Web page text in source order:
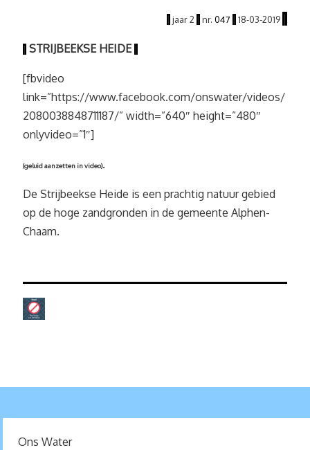
| jaar2 | nr. 047 | 18-03-2019 |
| STRIJBEEKSE HEIDE |
[fbvideo
link=”https://www.facebook.com/onswater/videos/
2080038848711187/” width=”640″ height=”480″
onlyvideo=”1″]
(geluid aanzetten in video).
De Strijbeekse Heide is een prachtig natuur gebied
op de hoge zandgronden in de gemeente Alphen-
Chaam.
Ons Water